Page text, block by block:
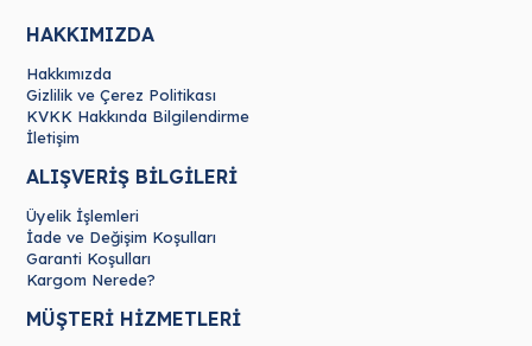
HAKKIMIZDA
Hakkımızda
Gizlilik ve Çerez Politikası
KVKK Hakkında Bilgilendirme
İletişim
ALIŞVERİŞ BİLGİLERİ
Üyelik İşlemleri
İade ve Değişim Koşulları
Garanti Koşulları
Kargom Nerede?
MÜŞTERİ HİZMETLERİ